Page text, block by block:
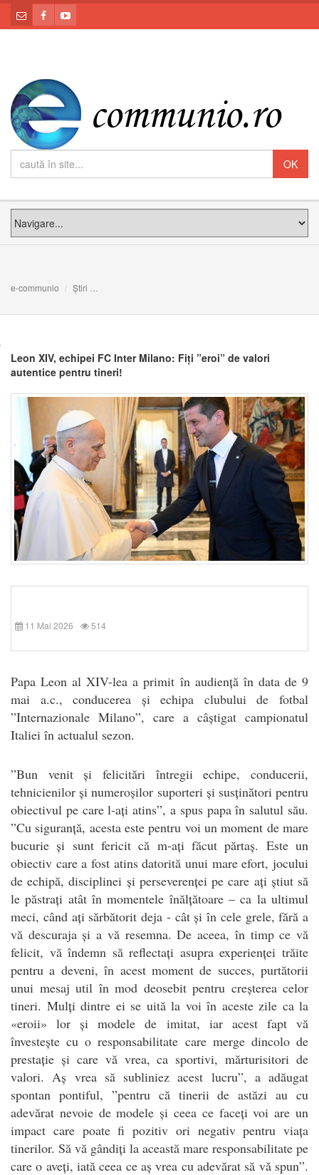
e-communio Știri
Leon XIV, echipei FC Inter Milano: Fiți ”eroi” de valori
autentice pentru tineri!
11 Mai 2026 514
Papa Leon al XIV-lea a primit în audiență în data de 9
mai a.c., conducerea și echipa clubului de fotbal
”Internazionale Milano”, care a câștigat campionatul
Italiei în actualul sezon.
”Bun venit și felicitări întregii echipe, conducerii,
tehnicienilor și numeroșilor suporteri și susținători pentru
obiectivul pe care l-ați atins”, a spus papa în salutul său.
”Cu siguranță, acesta este pentru voi un moment de mare
bucurie și sunt fericit că m-ați făcut părtaș. Este un
obiectiv care a fost atins datorită unui mare efort, jocului
de echipă, disciplinei și perseverenței pe care ați știut să
le păstrați atât în momentele înălțătoare – ca la ultimul
meci, când ați sărbătorit deja - cât și în cele grele, fără a
vă descuraja și a vă resemna. De aceea, în timp ce vă
felicit, vă îndemn să reflectați asupra experienței trăite
pentru a deveni, în acest moment de succes, purtătorii
unui mesaj util în mod deosebit pentru creșterea celor
tineri. Mulți dintre ei se uită la voi în aceste zile ca la
«eroii» lor și modele de imitat, iar acest fapt vă
învestește cu o responsabilitate care merge dincolo de
prestație și care vă vrea, ca sportivi, mărturisitori de
valori. Aș vrea să subliniez acest lucru”, a adăugat
spontan pontiful, ”pentru că tinerii de astăzi au cu
adevărat nevoie de modele și ceea ce faceți voi are un
impact care poate fi pozitiv ori negativ pentru viața
tinerilor. Să vă gândiți la această mare responsabilitate pe
care o aveți, iată ceea ce aș vrea cu adevărat să vă spun”.